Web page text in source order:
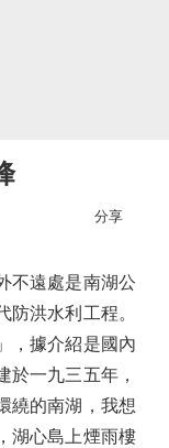
分享
遠處是南湖公
防洪水利工程。
，據介紹是國內
於一九三五年，
繞的南湖，我想
湖心島上煙雨樓